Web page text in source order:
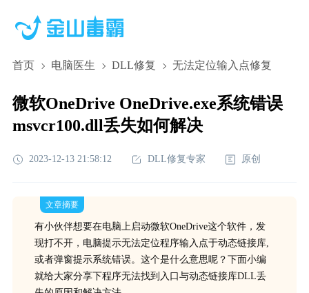
首页 电脑医生 DLL修复 无法定位输入点修复
微软OneDrive OneDrive.exe系统错误
msvcr100.dll丢失如何解决
2023-12-13 21:58:12 DLL修复专家 原创
文章摘要
有小伙伴想要在电脑上启动微软OneDrive这个软件，发
现打不开，电脑提示无法定位程序输入点于动态链接库,
或者弹窗提示系统错误。这个是什么意思呢？下面小编
就给大家分享下程序无法找到入口与动态链接库DLL丢